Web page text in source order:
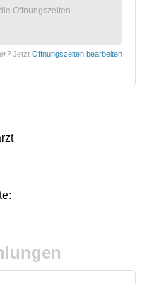
Öffnungszeiten
Jetzt Öffnungszeiten bearbeiten